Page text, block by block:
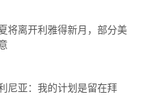
将离开利雅得新月，部分美
尼亚：我的计划是留在拜